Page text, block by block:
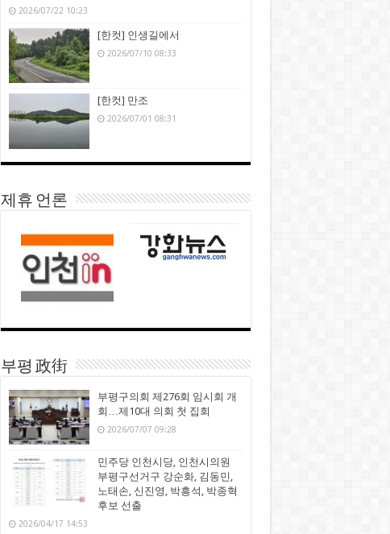
2026/07/22 10:23
[한컷] 인생길에서
2026/07/10 08:33
[한컷] 만조
2026/07/01 08:31
제휴 언론
부평 政街
부평구의회 제276회 임시회 개
회…제10대 의회 첫 집회
2026/07/07 09:28
민주당 인천시당, 인천시의원
부평구선거구 강순화, 김동민,
노태손, 신진영, 박흥석, 박종혁
후보 선출
2026/04/17 14:53